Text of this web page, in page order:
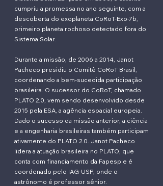
cumpriu a promessa no ano seguinte, com a
descoberta do exoplaneta CoRoT-Exo-7b,
primeiro planeta rochoso detectado fora do
Sistema Solar.
Durante a missão, de 2006 a 2014, Janot
Pacheco presidiu o Comitê CoRoT Brasil,
coordenando a bem-sucedida participação
brasileira. O sucessor do CoRoT, chamado
PLATO 2.0, vem sendo desenvolvido desde
2015 pela ESA, a agência espacial europeia.
Dado o sucesso da missão anterior, a ciência
e a engenharia brasileiras também participam
ativamente do PLATO 2.0. Janot Pacheco
lidera a atuação brasileira no PLATO, que
conta com financiamento da Fapesp e é
coordenado pelo IAG-USP, onde o
astrônomo é professor sênior.